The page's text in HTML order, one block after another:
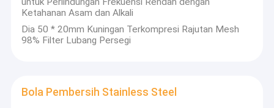
Ketahanan Asam dan Alkali
Dia 50 * 20mm Kuningan Terkompresi Rajutan Mesh
98% Filter Lubang Persegi
Bola Pembersih Stainless Steel